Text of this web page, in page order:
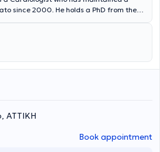
since 2000. He holds a PhD from the
of the same institution. He serves as
Cardiothoracic Surgery Clinic of the
previously worked as a Cardiologist in the
Hospital of Athens "Laiko".
ΑΤΤΙΚΗ
Book appointment